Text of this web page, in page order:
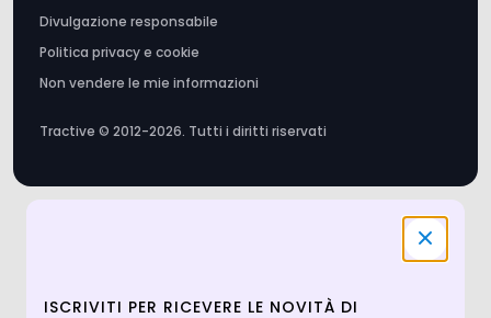
Non vendere le mie informazioni